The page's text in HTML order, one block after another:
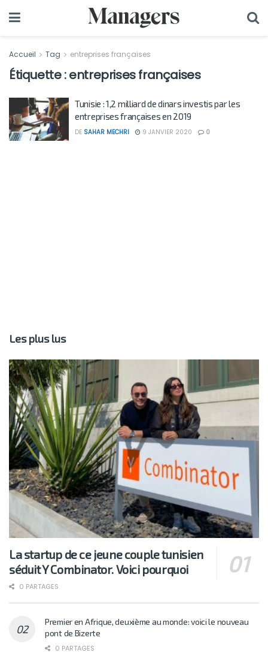
Accueil Tag entreprises françaises
Étiquette :entreprises françaises
Tunisie : 1,2 milliard de dinars investis par les
entreprises françaises en 2019
DE SAHAR MECHRI 9 JANVIER 2020 0
Les plus lus
La startup de ce jeune couple tunisien
séduit Y Combinator. Voici pourquoi
0 PARTAGES
Premier en Afrique, deuxième au monde: voici le nouveau
pont de Bizerte
0 PARTAGES